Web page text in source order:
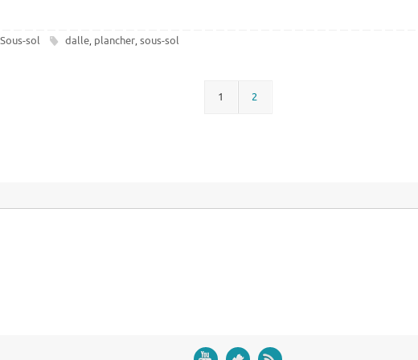
Sous-sol dalle, plancher, sous-sol
1 2